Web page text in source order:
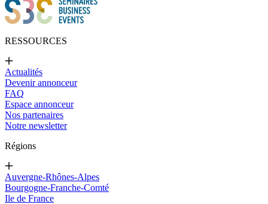
RESSOURCES
Actualités
Devenir annonceur
FAQ
Espace annonceur
Nos partenaires
Notre newsletter
Régions
Auvergne-Rhônes-Alpes
Bourgogne-Franche-Comté
Ile de France